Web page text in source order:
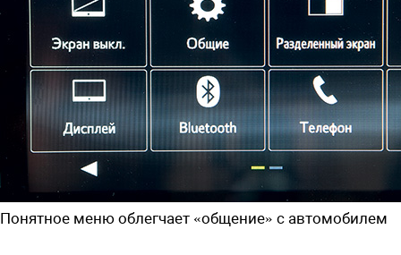
Понятное меню облегчает «общение» с автомобилем